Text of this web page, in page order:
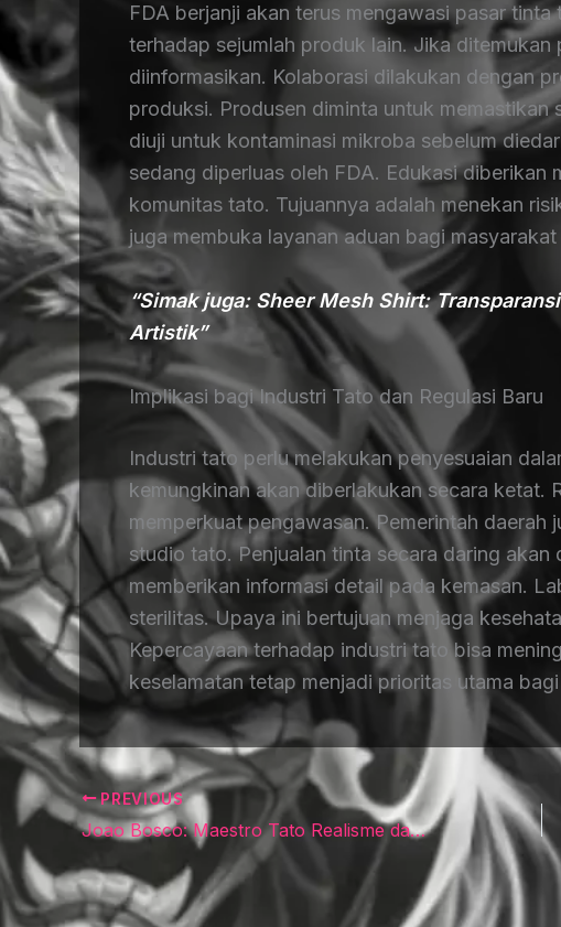
FDA berjanji akan terus mengawasi pasar
terhadap sejumlah produk lain. Jika
diinformasikan. Kolaborasi dilakukan dengan
produksi. Produsen diminta untuk
diuji untuk kontaminasi mikroba sebelum
sedang diperluas oleh FDA. Edukasi diberikan
komunitas tato. Tujuannya adalah menekan
juga membuka layanan aduan bagi
“Simak juga: Sheer Mesh Shirt:
Artistik”
Implikasi bagi Industri Tato dan Regulasi Baru
Industri tato perlu melakukan penyesuaian
kemungkinan akan diberlakukan secara ketat.
memperkuat pengawasan. Pemerintah
studio tato. Penjualan tinta secara daring
memberikan informasi detail pada kemasan.
sterilitas. Upaya ini bertujuan menjaga
Kepercayaan terhadap industri tato bisa
keselamatan tetap menjadi prioritas utama
PREVIOUS
Joao Bosco: Maestro Tato Realisme dari Brasil